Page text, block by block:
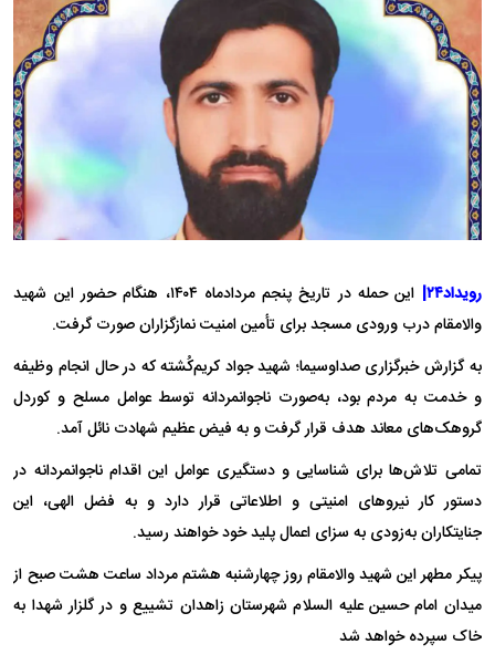
رویداد۲۴|
این حمله در تاریخ پنجم مردادماه ۱۴۰۴، هنگام حضور این شهید
والامقام درب ورودی مسجد برای تأمین امنیت نمازگزاران صورت گرفت.
به گزارش خبرگزاری صداوسیما؛ شهید جواد کریم‌کُشته که در حال انجام وظیفه
و خدمت به مردم بود، به‌صورت ناجوانمردانه توسط عوامل مسلح و کوردل
گروهک‌های معاند هدف قرار گرفت و به فیض عظیم شهادت نائل آمد.
تمامی تلاش‌ها برای شناسایی و دستگیری عوامل این اقدام ناجوانمردانه در
دستور کار نیرو‌های امنیتی و اطلاعاتی قرار دارد و به فضل الهی، این
جنایتکاران به‌زودی به سزای اعمال پلید خود خواهند رسید.
پیکر مطهر این شهید والامقام روز چهارشنبه هشتم مرداد ساعت هشت صبح از
میدان امام حسین علیه السلام شهرستان زاهدان تشییع و در گلزار شهدا به
خاک سپرده خواهد شد